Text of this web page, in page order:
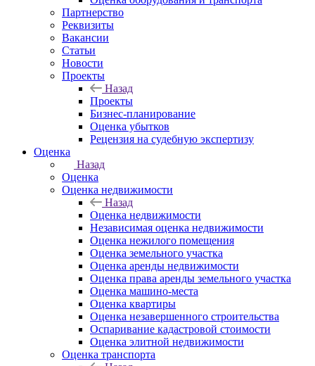
Партнерство
Реквизиты
Вакансии
Статьи
Новости
Проекты
Назад
Проекты
Бизнес-планирование
Оценка убытков
Рецензия на судебную экспертизу
Оценка
Назад
Оценка
Оценка недвижимости
Назад
Оценка недвижимости
Независимая оценка недвижимости
Оценка нежилого помещения
Оценка земельного участка
Оценка аренды недвижимости
Оценка права аренды земельного участка
Оценка машино-места
Оценка квартиры
Оценка незавершенного строительства
Оспаривание кадастровой стоимости
Оценка элитной недвижимости
Оценка транспорта